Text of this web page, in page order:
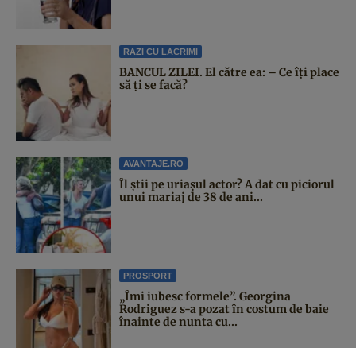
RAZI CU LACRIMI
BANCUL ZILEI. El către ea: – Ce îți place
să ți se facă?
AVANTAJE.RO
Îl știi pe uriașul actor? A dat cu piciorul
unui mariaj de 38 de ani...
PROSPORT
„Îmi iubesc formele”. Georgina
Rodriguez s-a pozat în costum de baie
înainte de nunta cu...